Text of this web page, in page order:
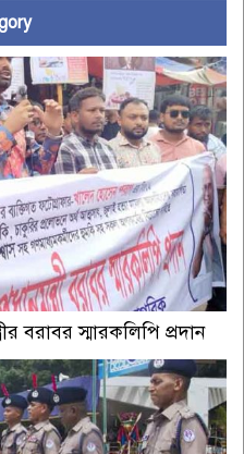
বরাবর স্মারকলিপি প্রদান